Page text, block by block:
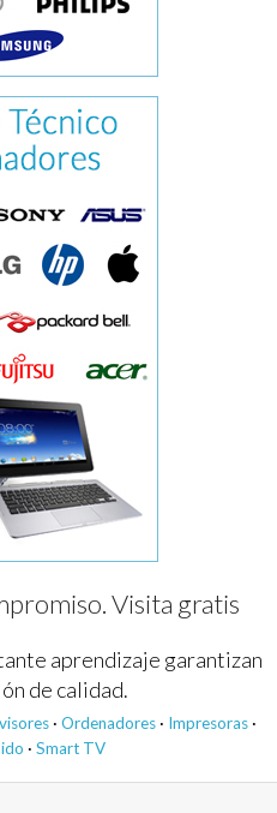
Visita gratis
aprendizaje garantizan
de calidad.
· Ordenadores · Impresoras ·
· Smart TV